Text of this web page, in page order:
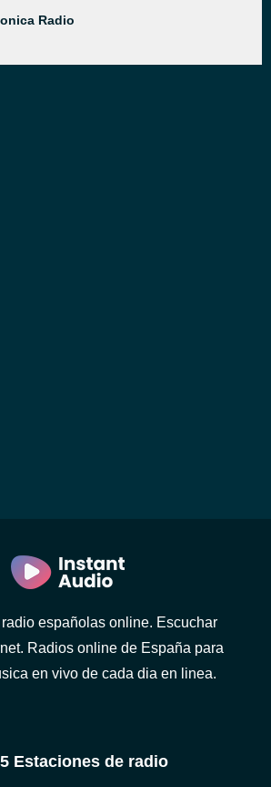
Radio
españolas online. Escuchar
Radios online de España para
en vivo de cada dia en linea.
Estaciones de radio